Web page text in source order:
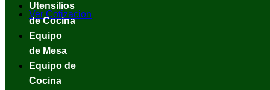
Ver Cotizacion
Utensilios
de Cocina
Equipo
de Mesa
Equipo de
Cocina